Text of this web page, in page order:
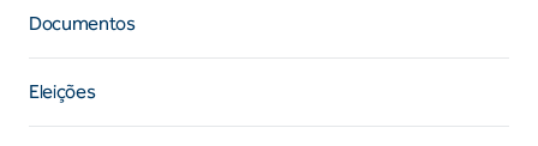
Documentos
Eleições